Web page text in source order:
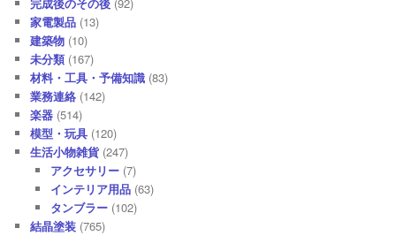
家電製品 (13)
建築物 (10)
未分類 (167)
材料・工具・予備知識 (83)
業務連絡 (142)
楽器 (514)
模型・玩具 (120)
生活小物雑貨 (247)
アクセサリー(7)
インテリア用品(63)
タンブラー(102)
結晶塗装 (765)